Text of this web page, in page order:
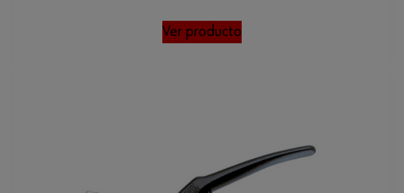
Ver producto